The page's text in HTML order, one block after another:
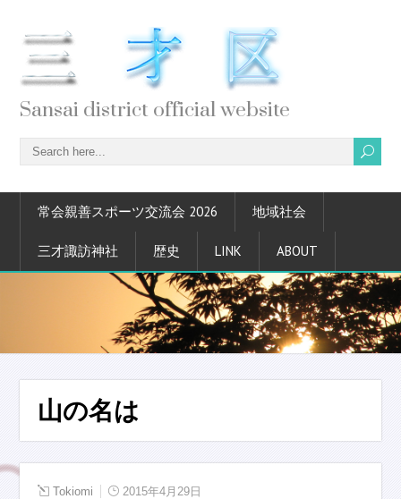
Sansai district official website
常会親善スポーツ交流会 2026 地域社会
三才諏訪神社 歴史 LINK ABOUT
山の名は
Tokiomi 2015年4月29日